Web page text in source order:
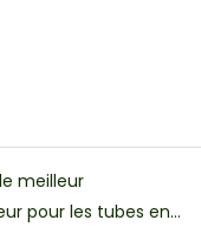
meilleur
pour les tubes en